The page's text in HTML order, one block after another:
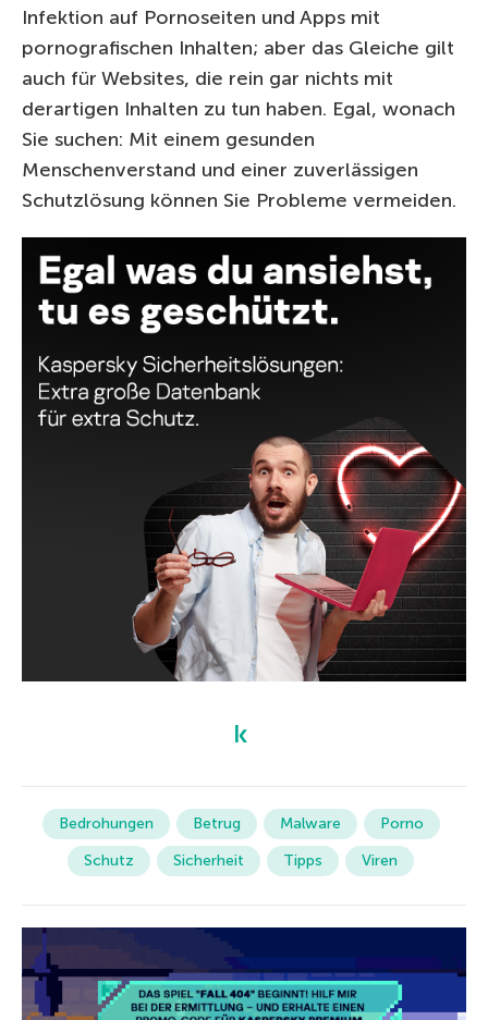
Infektion auf Pornoseiten und Apps mit
pornografischen Inhalten; aber das Gleiche gilt
auch für Websites, die rein gar nichts mit
derartigen Inhalten zu tun haben. Egal, wonach
Sie suchen: Mit einem gesunden
Menschenverstand und einer zuverlässigen
Schutzlösung können Sie Probleme vermeiden.
Bedrohungen Betrug Malware
Porno
Schutz
Sicherheit Tipps Viren